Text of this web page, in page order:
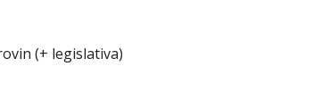
(+ legislativa)